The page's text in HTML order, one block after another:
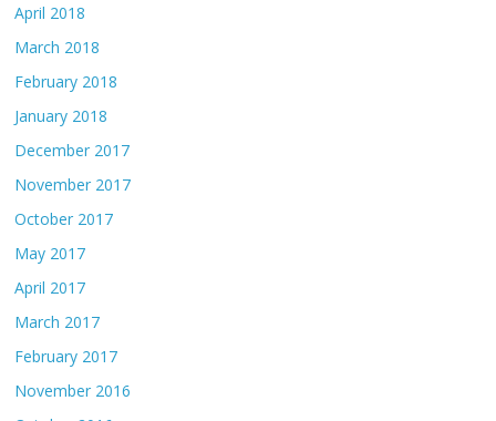
April 2018
March 2018
February 2018
January 2018
December 2017
November 2017
October 2017
May 2017
April 2017
March 2017
February 2017
November 2016